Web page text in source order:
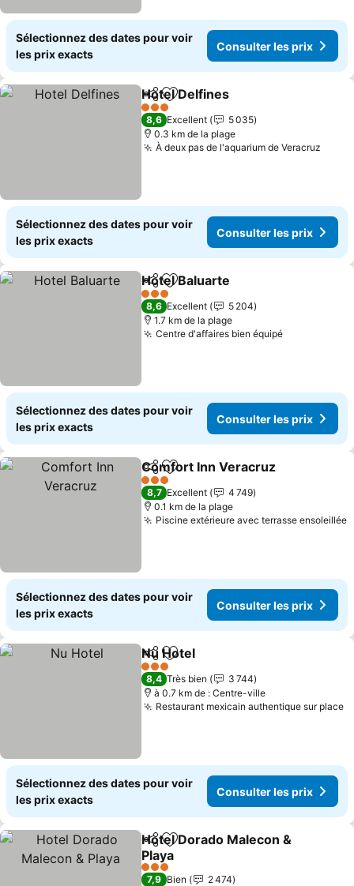
Sélectionnez des dates pour voir
les prix exacts
Consulter les prix
PartagerAjouter à mes favoris
Hotel Delfines
3 Étoiles
8,6 Excellent
5 035
0.3 km de la plage
À deux pas de l'aquarium de Veracruz
Sélectionnez des dates pour voir
les prix exacts
Consulter les prix
PartagerAjouter à mes favoris
Hotel Baluarte
3 Étoiles
8,6 Excellent
5 204
1.7 km de la plage
Centre d'affaires bien équipéConsulter
Sélectionnez des dates pour voir
les prix exacts
Consulter les prix
PartagerAjouter à mes favoris
Comfort Inn Veracruz
3 Étoiles
8,7 Excellent
4 749
0.1 km de la plage
Piscine extérieure avec terrasse ensoleillée
Sélectionnez des dates pour voir
les prix exacts
Consulter les prix
PartagerAjouter à mes favoris
Nu Hotel
3 Étoiles
8,4 Très bien
3 744
à 0.7 km de : Centre-ville
Restaurant mexicain authentique sur place
Sélectionnez des dates pour voir
les prix exacts
Consulter les prix
PartagerAjouter à mes favoris
Hotel Dorado Malecon &
Playa
Consulter les prix
3 Étoiles
7,9 Bien
2 474